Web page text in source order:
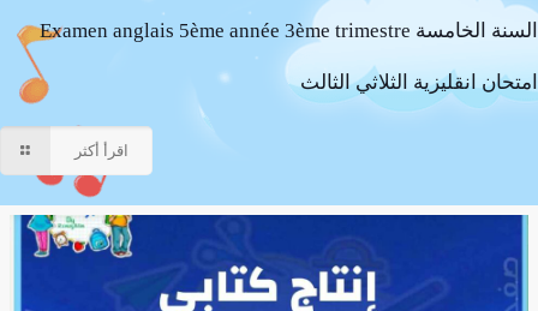
Examen anglais 5ème année 3ème trimestre السنة الخامسة
امتحان انقليزية الثلاثي الثالث
اقرأ أكثر